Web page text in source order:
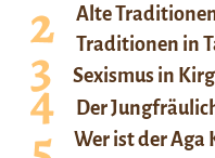
Alte
Traditionen in
Sexismus in
Der
Wer ist der Aga